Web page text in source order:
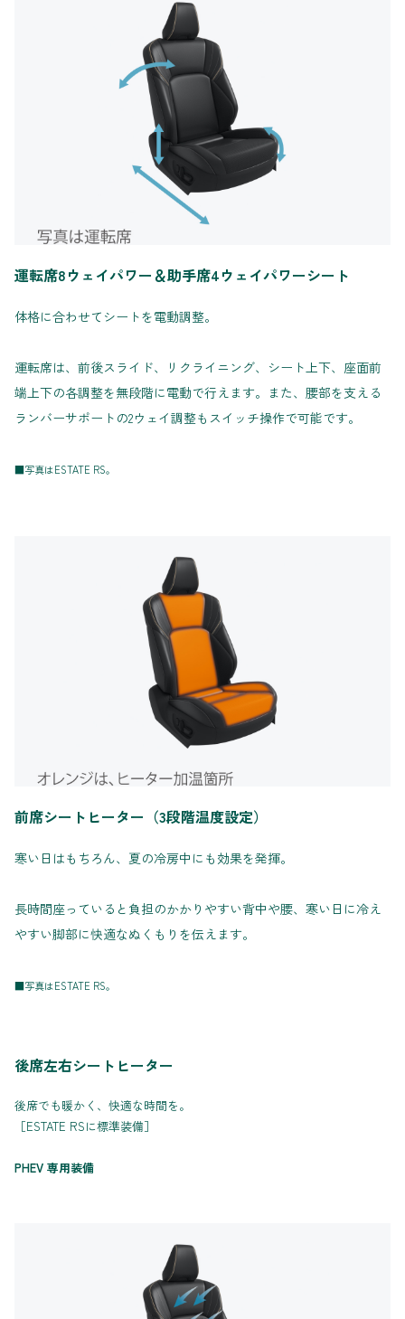
運転席8ウェイパワー＆助手席4ウェイパワーシート
体格に合わせてシートを電動調整。
運転席は、前後スライド、リクライニング、シート上下、座面前
端上下の各調整を無段階に電動で行えます。また、腰部を支える
ランバーサポートの2ウェイ調整もスイッチ操作で可能です。
■写真はESTATE RS。
前席シートヒーター（3段階温度設定）
寒い日はもちろん、夏の冷房中にも効果を発揮。
長時間座っていると負担のかかりやすい背中や腰、寒い日に冷え
やすい脚部に快適なぬくもりを伝えます。
■写真はESTATE RS。
後席左右シートヒーター
後席でも暖かく、快適な時間を。
［ESTATE RSに標準装備］
PHEV 専用装備